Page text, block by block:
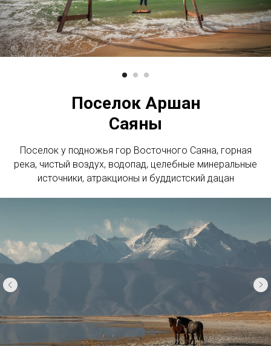
Поселок Аршан
Саяны
Поселок у подножья гор Восточного Саяна, горная
река, чистый воздух, водопад, целебные минеральные
источники, атракционы и буддистский дацан